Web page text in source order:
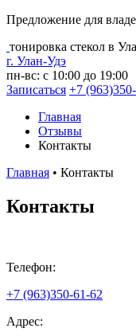
Предложение для
тонировка стекол в
г. Улан-Удэ
пн-вс: с 10:00 до 19:00
Записаться +7
Главная
Отзывы
Контакты
Главная • Контакты
Контакты
Телефон:
+7 (963)350-61-62
Адрес: